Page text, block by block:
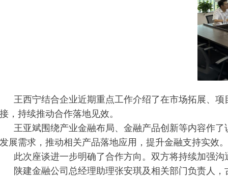
王西宁结合企业近期重点工作介绍了在市场拓展、
接，持续推动合作落地见效。
王亚斌围绕产业金融布局、金融产品创新等内容作
发展需求，推动相关产品落地应用，提升金融支持实效。
此次座谈进一步明确了合作方向。双方将持续加强
陕建金融公司总经理助理张安琪及相关部门负责人